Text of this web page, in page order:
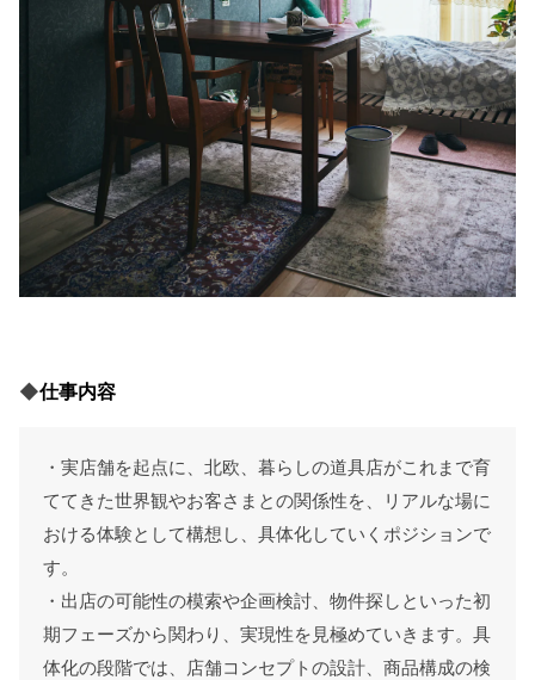
◆仕事内容
・実店舗を起点に、北欧、暮らしの道具店がこれまで育
ててきた世界観やお客さまとの関係性を、リアルな場に
おける体験として構想し、具体化していくポジションで
す。
・出店の可能性の模索や企画検討、物件探しといった初
期フェーズから関わり、実現性を見極めていきます。具
体化の段階では、店舗コンセプトの設計、商品構成の検